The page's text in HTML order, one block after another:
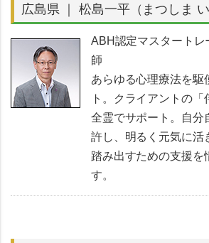
広島県 ｜ 松島一平（まつしま い
ABH認定マスタートレ
師
あらゆる心理療法を駆
ト。クライアントの
全霊でサポート。自分
許し、明るく元気に活
踏み出すための支援を
す。